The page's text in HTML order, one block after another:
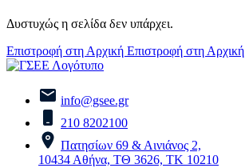
Δυστυχώς η σελίδα δεν υπάρχει.
Επιστροφή στη Αρχική Επιστροφή στη Αρχική
info@gsee.gr
210 8202100
Πατησίων 69 & Αινιάνος 2,
10434 Αθήνα, ΤΘ 3626, ΤΚ 10210